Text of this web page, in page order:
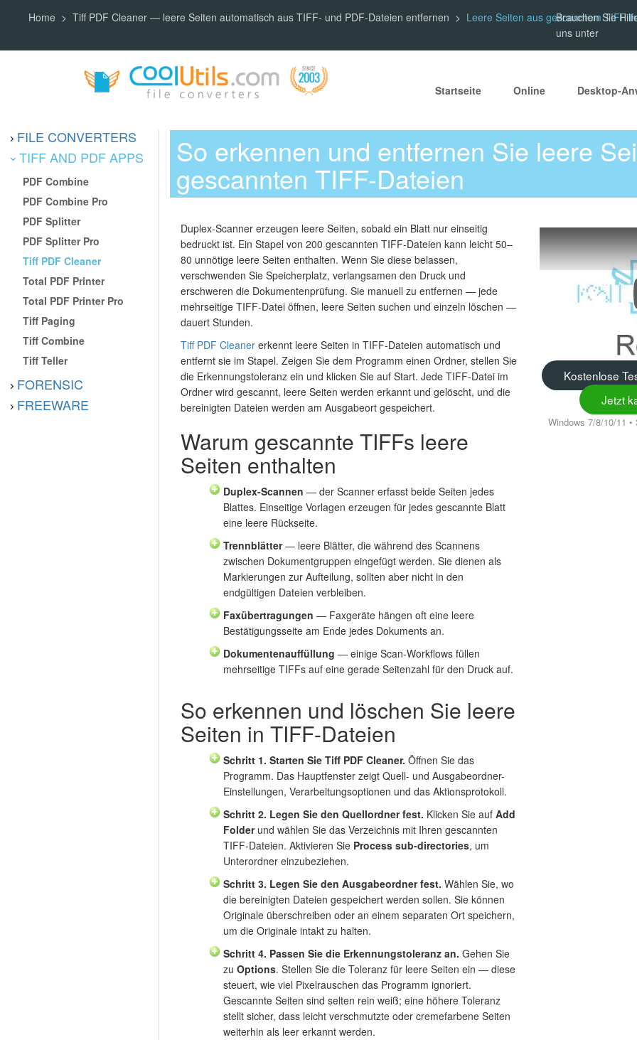
Home Tiff PDF Cleaner — leere Seiten automatisch aus TIFF- und PDF-Dateien entfernen Leere Seiten aus gescanntem TIFF
Brauchen Sie
uns unter
Startseite Online Desktop-
FILE CONVERTERS
TIFF AND PDF APPS
PDF Combine
PDF Combine Pro
PDF Splitter
PDF Splitter Pro
Tiff PDF Cleaner
Total PDF Printer
Total PDF Printer Pro
Tiff Paging
Tiff Combine
Tiff Teller
FORENSIC
FREEWARE
So erkennen und entfernen Sie leere
gescannten TIFF-Dateien
Duplex-Scanner erzeugen leere Seiten, sobald ein Blatt nur einseitig
bedruckt ist. Ein Stapel von 200 gescannten TIFF-Dateien kann leicht 50–
80 unnötige leere Seiten enthalten. Wenn Sie diese belassen,
verschwenden Sie Speicherplatz, verlangsamen den Druck und
erschweren die Dokumentenprüfung. Sie manuell zu entfernen — jede
mehrseitige TIFF-Datei öffnen, leere Seiten suchen und einzeln löschen —
dauert Stunden.
Tiff PDF Cleaner erkennt leere Seiten in TIFF-Dateien automatisch und
entfernt sie im Stapel. Zeigen Sie dem Programm einen Ordner, stellen Sie
die Erkennungstoleranz ein und klicken Sie auf Start. Jede TIFF-Datei im
Ordner wird gescannt, leere Seiten werden erkannt und gelöscht, und die
bereinigten Dateien werden am Ausgabeort gespeichert.
Warum gescannte TIFFs leere
Seiten enthalten
Duplex-Scannen — der Scanner erfasst beide Seiten jedes
Blattes. Einseitige Vorlagen erzeugen für jedes gescannte Blatt
eine leere Rückseite.
Trennblätter— leere Blätter, die während des Scannens
zwischen Dokumentgruppen eingefügt werden. Sie dienen als
Markierungen zur Aufteilung, sollten aber nicht in den
endgültigen Dateien verbleiben.
Faxübertragungen — Faxgeräte hängen oft eine leere
Bestätigungsseite am Ende jedes Dokuments an.
Dokumentenauffüllung — einige Scan-Workflows füllen
mehrseitige TIFFs auf eine gerade Seitenzahl für den Druck auf.
So erkennen und löschen Sie leere
Seiten in TIFF-Dateien
Schritt 1. Starten Sie Tiff PDF Cleaner. Öffnen Sie das
Programm. Das Hauptfenster zeigt Quell- und Ausgabeordner-
Einstellungen, Verarbeitungsoptionen und das Aktionsprotokoll.
Schritt 2. Legen Sie den Quellordner fest. Klicken Sie auf Add
Folderund wählen Sie das Verzeichnis mit Ihren gescannten
TIFF-Dateien. Aktivieren Sie Process sub-directories, um
Unterordner einzubeziehen.
Schritt 3. Legen Sie den Ausgabeordner fest. Wählen Sie, wo
die bereinigten Dateien gespeichert werden sollen. Sie können
Originale überschreiben oder an einem separaten Ort speichern,
um die Originale intakt zu halten.
Schritt 4. Passen Sie die Erkennungstoleranz an. Gehen Sie
zu Options. Stellen Sie die Toleranz für leere Seiten ein — diese
steuert, wie viel Pixelrauschen das Programm ignoriert.
Gescannte Seiten sind selten rein weiß; eine höhere Toleranz
stellt sicher, dass leicht verschmutzte oder cremefarbene Seiten
weiterhin als leer erkannt werden.
Kostenlose
Jetzt
Windows 7/8/10/11